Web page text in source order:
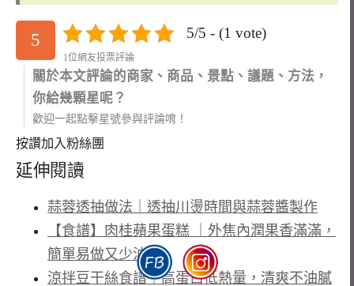
5 5/5 - (1 vote)
1位網友投票評論
關於本文評論的商家、商品、景點、議題、方法，
你給幾顆星呢？
歡迎一起點擊星號參與評論唷！
按讚加入粉絲團
延伸閱讀
蒜蓉透抽做法｜透抽川燙時間與蒜蓉醬製作
【食譜】肉桂蘋果蛋糕 ｜外焦內潤果香滿滿，
簡單易做又少油
涼拌豆干絲食譜｜高蛋白低熱量，清爽不油膩